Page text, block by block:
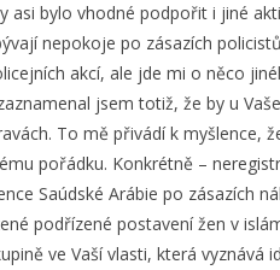
bylo vhodné podpořit i jiné
nepokoje po zásazích
akcí, ale jde mi o něco
jsem totiž, že by u
To mě přivádí k myšlence,
pořádku. Konkrétně –
Saúdské Arábie po zásazích
podřízené postavení žen v
ve Vaší vlasti, která vyznává